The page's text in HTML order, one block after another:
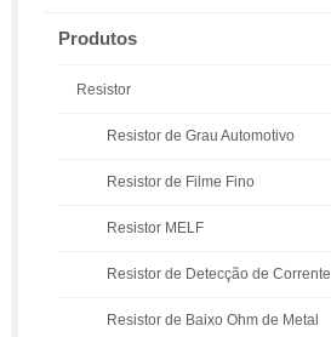
Produtos
Resistor
Resistor de Grau Automotivo
Resistor de Filme Fino
Resistor MELF
Resistor de Detecção de Corrente
Resistor de Baixo Ohm de Metal